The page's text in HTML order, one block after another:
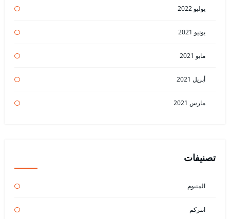
يوليو 2022
يونيو 2021
مايو 2021
أبريل 2021
مارس 2021
تصنيفات
المنيوم
انتركم